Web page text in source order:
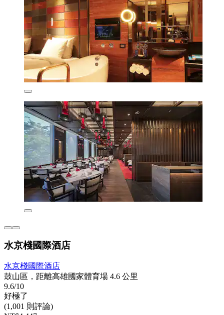
水京棧國際酒店
水京棧國際酒店
鼓山區，距離高雄國家體育場 4.6 公里
9.6/10
好極了
(1,001 則評論)